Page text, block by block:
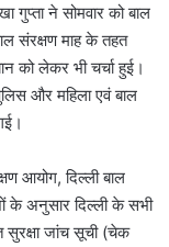
ने सोमवार को बाल
संरक्षण माह के तहत
को लेकर भी चर्चा हुई।
और महिला एवं बाल
आयोग, दिल्ली बाल
के अनुसार दिल्ली के सभी
सुरक्षा जांच सूची (चेक